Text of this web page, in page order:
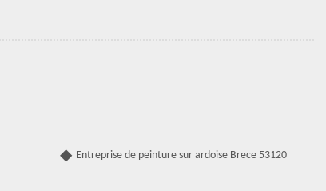
Entreprise de peinture sur ardoise Brece 53120